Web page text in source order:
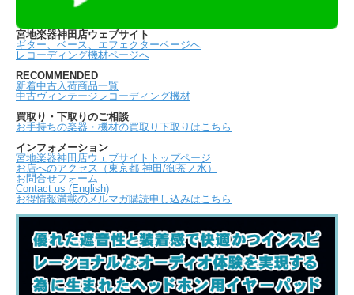
宮地楽器神田店ウェブサイト
ギター、ベース、エフェクターページへ
レコーディング機材ページへ
RECOMMENDED
新着中古入荷商品一覧
中古ヴィンテージレコーディング機材
買取り・下取りのご相談
お手持ちの楽器・機材の買取り下取りはこちら
インフォメーション
宮地楽器神田店ウェブサイトトップページ
お店へのアクセス（東京都 神田/御茶ノ水）
お問合せフォーム
Contact us (English)
お得情報満載のメルマガ購読申し込みはこちら